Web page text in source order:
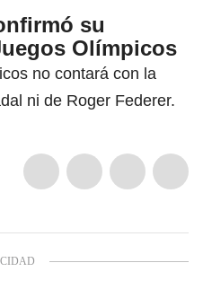
su
Olímpicos
no contará con la
ni de Roger Federer.